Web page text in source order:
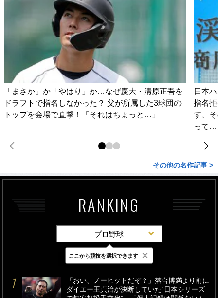
「まさか」か「やはり」か…なぜ慶大・清原正吾を
ドラフトで指名しなかった？ 父が所属した3球団の
トップを会場で直撃！「それはちょっと…」
日本
指名
す、
って…
その他の名作記事 >
RANKING
プロ野球
最新 24時間 週間
「おい、ノーヒットだぞ？」落合博満より前に
ダイエー王貞治が決断していた“日本シリーズ
ここから競技を選択できます ×